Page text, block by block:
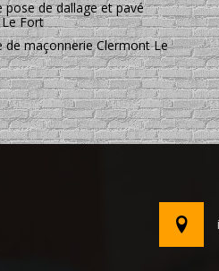
pose de dallage et pavé
Fort
de maçonnerie Clermont Le